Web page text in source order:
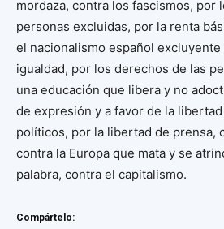
mordaza, contra los fascismos, por
personas excluidas, por la renta
el nacionalismo español
igualdad, por los derechos de las
una educación que libera y no
de expresión y a favor de la
políticos, por la libertad de prensa,
contra la Europa que mata y se
palabra, contra el capitalismo.
Compártelo: